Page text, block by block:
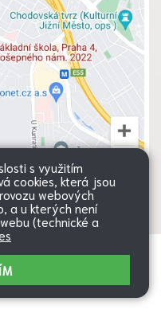
|
Web školy
s využitím
cookies, která jsou
webových
a u kterých není
(technické a